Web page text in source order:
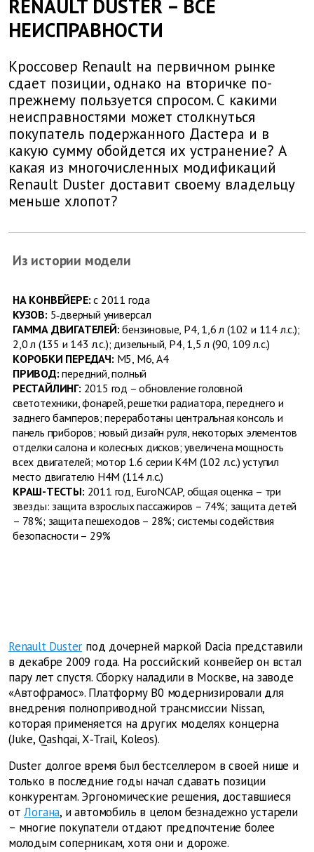
RENAULT DUSTER – ВСЕ
НЕИСПРАВНОСТИ
Кроссовер Renault на первичном рынке
сдает позиции, однако на вторичке по-
прежнему пользуется спросом. С какими
неисправностями может столкнуться
покупатель подержанного Дастера и в
какую сумму обойдется их устранение? А
какая из многочисленных модификаций
Renault Duster доставит своему владельцу
меньше хлопот?
Из истории модели
НА КОНВЕЙЕРЕ: с 2011 года
КУЗОВ: 5‑дверный универсал
ГАММА ДВИГАТЕЛЕЙ: бензиновые, Р4, 1,6 л (102 и 114 л.с.);
2,0 л (135 и 143 л.с.); дизельный, Р4, 1,5 л (90, 109 л.с.)
КОРОБКИ ПЕРЕДАЧ: М5, М6, A4
ПРИВОД: передний, полный
РЕСТАЙЛИНГ: 2015 год – обновление головной
cветотехники, фонарей, решетки радиатора, переднего и
заднего бамперов; переработаны центральная консоль и
панель приборов; новый дизайн руля, некоторых элементов
отделки салона и колесных дисков; увеличена мощность
всех двигателей; мотор 1.6 серии К4М (102 л.с.) уступил
место двигателю Н4М (114 л.с.)
КРАШ-ТЕСТЫ: 2011 год, EuroNCAP, общая оценка – три
звезды: защита взрослых пассажиров – 74%; защита детей
– 78%; защита пешеходов – 28%; системы содействия
безопасности – 29%
Renault Duster под дочерней маркой Dacia представили
в декабре 2009 года. На российский конвейер он встал
пару лет спустя. Сборку наладили в Москве, на заводе
«Автофрамос». Платформу B0 модернизировали для
внедрения полноприводной трансмиссии Nissan,
которая применяется на других моделях концерна
(Juke, Qashqai, X‑Trail, Koleos).
Duster долгое время был бестселлером в своей нише и
только в последние годы начал сдавать позиции
конкурентам. Эргономические решения, доставшиеся
от Логана, и автомобиль в целом безнадежно устарели
– многие покупатели отдают предпочтение более
молодым соперникам, хотя они и дороже.